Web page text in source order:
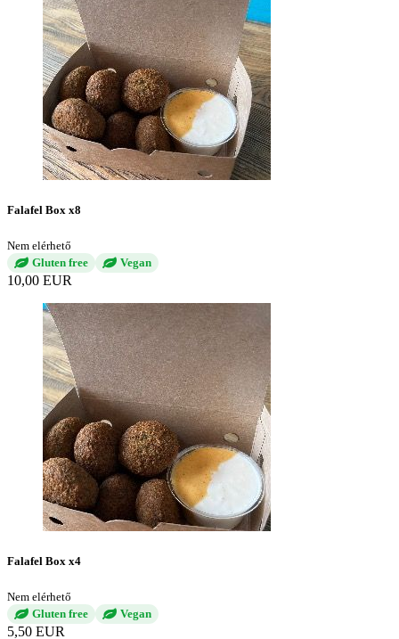
Falafel Box x8
Nem elérhető
Gluten free
Vegan
10,00 EUR
Falafel Box x4
Nem elérhető
Gluten free
Vegan
5,50 EUR